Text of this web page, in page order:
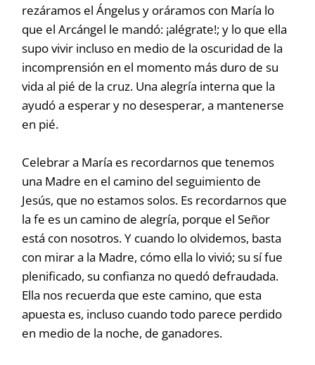
rezáramos el Ángelus y oráramos con María lo
que el Arcángel le mandó: ¡alégrate!; y lo que ella
supo vivir incluso en medio de la oscuridad de la
incomprensión en el momento más duro de su
vida al pié de la cruz. Una alegría interna que la
ayudó a esperar y no desesperar, a mantenerse
en pié.
Celebrar a María es recordarnos que tenemos
una Madre en el camino del seguimiento de
Jesús, que no estamos solos. Es recordarnos que
la fe es un camino de alegría, porque el Señor
está con nosotros. Y cuando lo olvidemos, basta
con mirar a la Madre, cómo ella lo vivió; su sí fue
plenificado, su confianza no quedó defraudada.
Ella nos recuerda que este camino, que esta
apuesta es, incluso cuando todo parece perdido
en medio de la noche, de ganadores.